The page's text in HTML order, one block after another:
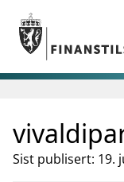
Gå til
Gå til søkesiden
nettstedet
Tilsyn
Sist publisert: 19.